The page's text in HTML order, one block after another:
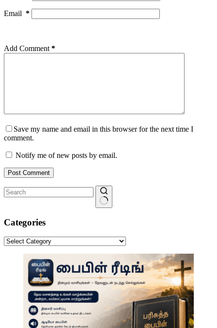
Email *
Add Comment *
Save my name and email in this browser for the next time I
comment.
Notify me of new posts by email.
Post Comment
results
Categories
Categories